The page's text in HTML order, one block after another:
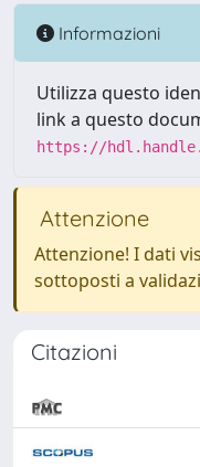
Informazioni
Utilizza questo
link a questo
https://
Attenzione
Attenzione! I dati
sottoposti a
Citazioni